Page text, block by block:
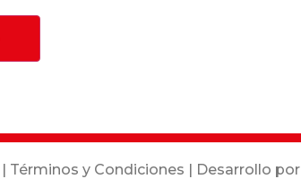
| Términos y Condiciones | Desarrollo por